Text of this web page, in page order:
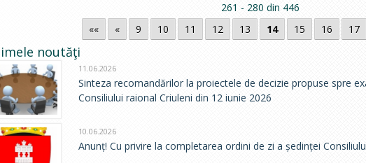
261 - 280 din 446
««
« 9 10 11 12 13 14 15 16 17
noutăţi
11.06.2026
Sinteza recomandărilor la proiectele de decizie propuse spre
Consiliului raional Criuleni din 12 iunie 2026
10.06.2026
Anunț! Cu privire la completarea ordini de zi a ședinței